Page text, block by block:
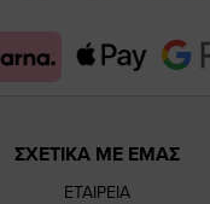
ΣΧΕΤΙΚΑ ΜΕ ΕΜΑΣ
ΕΤΑΙΡΕΙΑ